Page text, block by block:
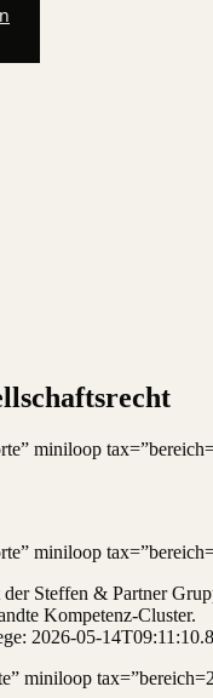
miniloop
miniloop
Steffen & Partner
Kompetenz-Cluster.
2026-05-
miniloop